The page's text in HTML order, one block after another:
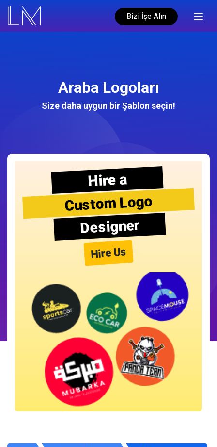
Bizi İşe Alın
Araba Logoları
Size daha uygun bir Şablon seçin!
Hire a
Custom Logo
Designer
Hire Us